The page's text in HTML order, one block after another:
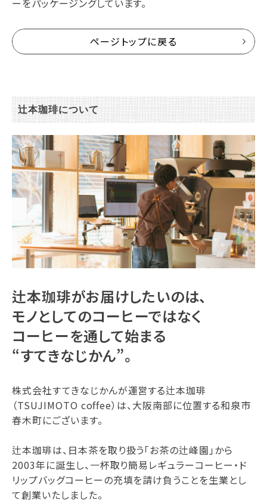
ページトップに戻る
辻本珈琲について
辻本珈琲がお届けしたいのは、
モノとしてのコーヒーではなく
コーヒーを通して始まる
“すてきなじかん”。
株式会社すてきなじかんが運営する辻本珈琲
（TSUJIMOTO coffee）は、大阪南部に位置する和泉市
春木町にございます。
辻本珈琲は、日本茶を取り扱う「お茶の辻峰園」から
2003年に誕生し、一杯取り簡易レギュラーコーヒー・ド
リップバッグコーヒーの充填を請け負うことを生業とし
て創業いたしました。